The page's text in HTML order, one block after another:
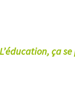
L’éducation, ça